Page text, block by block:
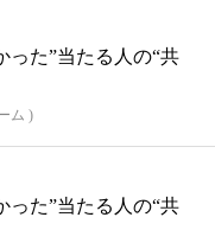
った”当たる人の“共
ム )
った”当たる人の“共